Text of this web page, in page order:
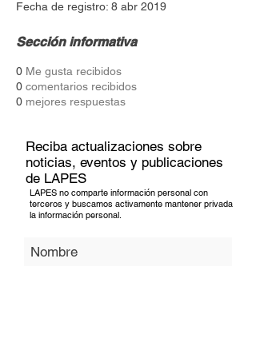
Fecha de registro: 8 abr 2019
Sección informativa
0 Me gusta recibidos
0 comentarios recibidos
0 mejores respuestas
Reciba actualizaciones sobre
noticias, eventos y publicaciones
de LAPES
LAPES no comparte información personal con
terceros y buscamos activamente mantener privada
la información personal.